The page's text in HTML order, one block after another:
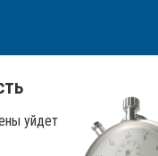
уйдет